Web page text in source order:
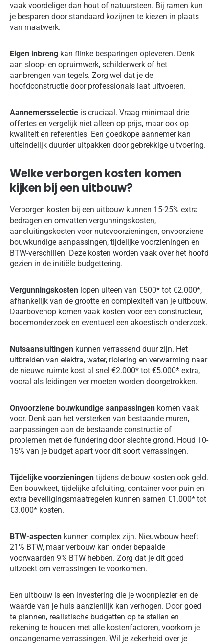
vaak voordeliger dan hout of natuursteen. Bij ramen kun
je besparen door standaard kozijnen te kiezen in plaats
van maatwerk.
Eigen inbreng kan flinke besparingen opleveren. Denk
aan sloop- en opruimwerk, schilderwerk of het
aanbrengen van tegels. Zorg wel dat je de
hoofdconstructie door professionals laat uitvoeren.
Aannemersselectie is cruciaal. Vraag minimaal drie
offertes en vergelijk niet alleen op prijs, maar ook op
kwaliteit en referenties. Een goedkope aannemer kan
uiteindelijk duurder uitpakken door gebrekkige uitvoering.
Welke verborgen kosten komen
kijken bij een uitbouw?
Verborgen kosten bij een uitbouw kunnen 15-25% extra
bedragen en omvatten vergunningskosten,
aansluitingskosten voor nutsvoorzieningen, onvoorziene
bouwkundige aanpassingen, tijdelijke voorzieningen en
BTW-verschillen. Deze kosten worden vaak over het hoofd
gezien in de initiële budgettering.
Vergunningskosten lopen uiteen van €500* tot €2.000*,
afhankelijk van de grootte en complexiteit van je uitbouw.
Daarbovenop komen vaak kosten voor een constructeur,
bodemonderzoek en eventueel een akoestisch onderzoek.
Nutsaansluitingen kunnen verrassend duur zijn. Het
uitbreiden van elektra, water, riolering en verwarming naar
de nieuwe ruimte kost al snel €2.000* tot €5.000* extra,
vooral als leidingen ver moeten worden doorgetrokken.
Onvoorziene bouwkundige aanpassingen komen vaak
voor. Denk aan het versterken van bestaande muren,
aanpassingen aan de bestaande constructie of
problemen met de fundering door slechte grond. Houd 10-
15% van je budget apart voor dit soort verrassingen.
Tijdelijke voorzieningen tijdens de bouw kosten ook geld.
Een bouwkeet, tijdelijke afsluiting, container voor puin en
extra beveiligingsmaatregelen kunnen samen €1.000* tot
€3.000* kosten.
BTW-aspecten kunnen complex zijn. Nieuwbouw heeft
21% BTW, maar verbouw kan onder bepaalde
voorwaarden 9% BTW hebben. Zorg dat je dit goed
uitzoekt om verrassingen te voorkomen.
Een uitbouw is een investering die je woonplezier en de
waarde van je huis aanzienlijk kan verhogen. Door goed
te plannen, realistische budgetten op te stellen en
rekening te houden met alle kostenfactoren, voorkom je
onaangename verrassingen. Wil je zekerheid over je